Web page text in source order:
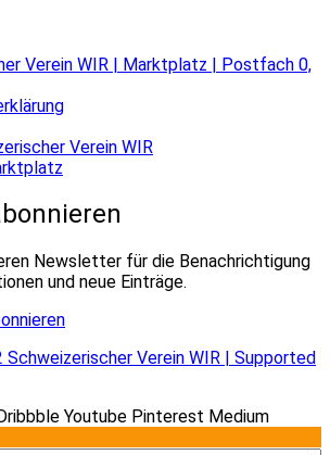
Verein WIR | Marktplatz | Postfach 0,
Verein WIR
Newsletter für die Benachrichtigung
und neue Einträge.
Verein WIR | Supported
Dribbble Youtube Pinterest Medium